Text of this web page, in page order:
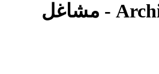
ساختمان Archives - مشاغل